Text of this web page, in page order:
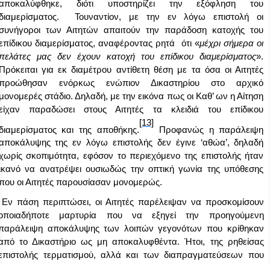
διότι υποστηρίζει την εξόφληση του
Τουναντίον, με την εν λόγω επιστολή οι
των Αιτητών απαιτούν την παράδοση κατοχής του
διαμερίσματος, αναφέροντας ρητά ότι «μέχρι σήμερα οι
μας δεν έχουν κατοχή του επίδικου διαμερίσματος».
για εκ διαμέτρου αντίθετη θέση με τα όσα οι Αιτητές
ενόρκως ενώπιον Δικαστηρίου στο αρχικό
στάδιο. Δηλαδή, με την εικόνα πως οι Καθ’ ων η Αίτηση
παραδώσει στους Αιτητές τα κλειδιά του επίδικου
και της αποθήκης.
[13]
Προφανώς η παράλειψη
της εν λόγω επιστολής δεν έγινε ‘αθώα’, δηλαδή
σκοπιμότητα, εφόσον το περιεχόμενο της επιστολής ήταν
να ανατρέψει ουσιωδώς την οπτική γωνία της υπόθεσης
οι Αιτητές παρουσίασαν μονομερώς.
Εν πάση περιπτώσει, οι Αιτητές παρέλειψαν να προσκομίσουν
μαρτυρία που να εξηγεί την προηγούμενη
αποκάλυψης των λοιπών γεγονότων που κρίθηκαν
το Δικαστήριο ως μη αποκαλυφθέντα. Ήτοι, της ρηθείσας
τερματισμού, αλλά και των διαπραγματεύσεων που